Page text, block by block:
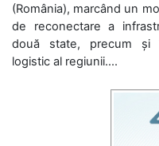
(România), marcând un
de reconectare a
două state, precum și
logistic al regiunii....